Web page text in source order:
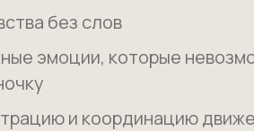
и координацию
эмоции, которые
без слов